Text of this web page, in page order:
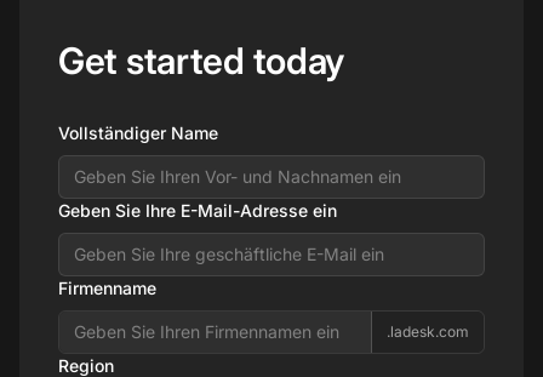
Get started today
Vollständiger Name
Geben Sie Ihre E-Mail-Adresse ein
Firmenname
.ladesk.com
Region